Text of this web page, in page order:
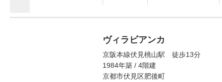
ヴィラビアンカ
京阪本線伏見桃山駅 徒歩13分
1984年築 / 4階建
京都市伏見区肥後町